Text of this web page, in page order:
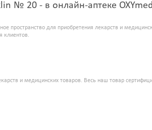
№ 20 - в онлайн-аптеке OXYmed
пространство для приобретения лекарств и
клиентов.
и медицинских товаров. Весь наш товар